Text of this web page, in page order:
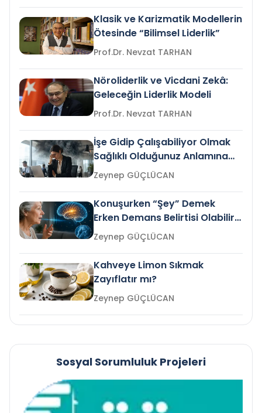
Klasik ve Karizmatik Modellerin
Ötesinde “Bilimsel Liderlik”
Prof.Dr. Nevzat TARHAN
Nöroliderlik ve Vicdani Zekâ:
Geleceğin Liderlik Modeli
Prof.Dr. Nevzat TARHAN
İşe Gidip Çalışabiliyor Olmak
Sağlıklı Olduğunuz Anlamına
Gelir mi?Zeynep GÜÇLÜCAN
Konuşurken “Şey” Demek
Erken Demans Belirtisi Olabilir
mi?
Zeynep GÜÇLÜCAN
Kahveye Limon Sıkmak
Zayıflatır mı?
Zeynep GÜÇLÜCAN
Sosyal Sorumluluk Projeleri